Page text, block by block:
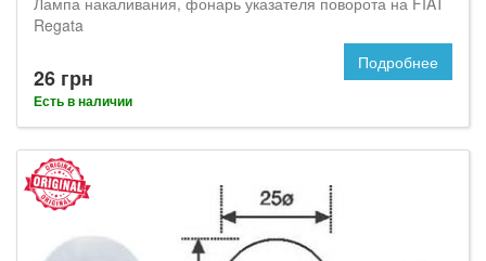
Regata
26 грн
Есть в наличии
Подробнее